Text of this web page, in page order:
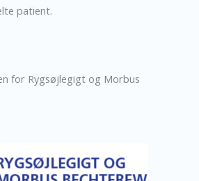
patient.
for Rygsøjlegigt og Morbus